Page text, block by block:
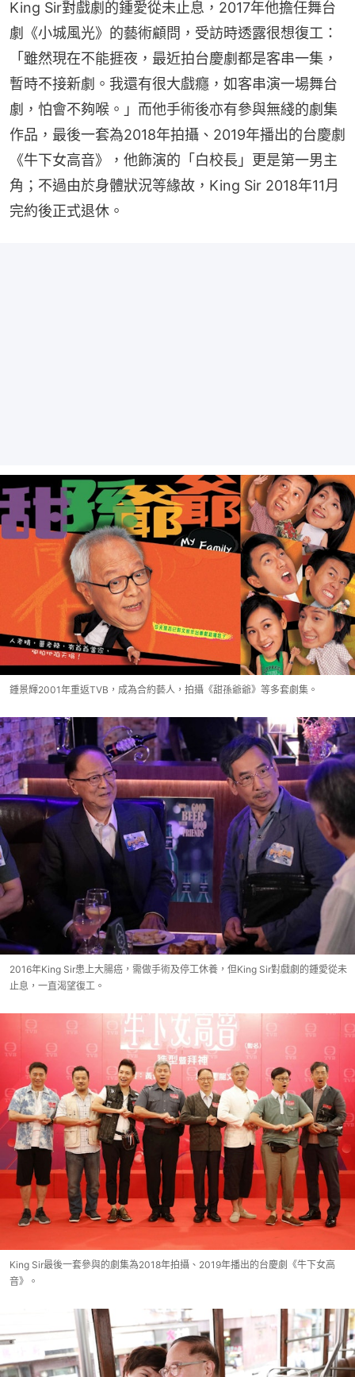
King Sir對戲劇的鍾愛從未止息，2017年他擔任舞台
劇《小城風光》的藝術顧問，受訪時透露很想復工：
「雖然現在不能捱夜，最近拍台慶劇都是客串一集，
暫時不接新劇。我還有很大戲癮，如客串演一場舞台
劇，怕會不夠喉。」而他手術後亦有參與無綫的劇集
作品，最後一套為2018年拍攝、2019年播出的台慶劇
《牛下女高音》，他飾演的「白校長」更是第一男主
角；不過由於身體狀況等緣故，King Sir 2018年11月
完約後正式退休。
鍾景輝2001年重返TVB，成為合約藝人，拍攝《甜孫爺爺》等多套劇集。
2016年King Sir患上大腸癌，需做手術及停工休養，但King Sir對戲劇的鍾愛從未
止息，一直渴望復工。
King Sir最後一套參與的劇集為2018年拍攝、2019年播出的台慶劇《牛下女高
音》。